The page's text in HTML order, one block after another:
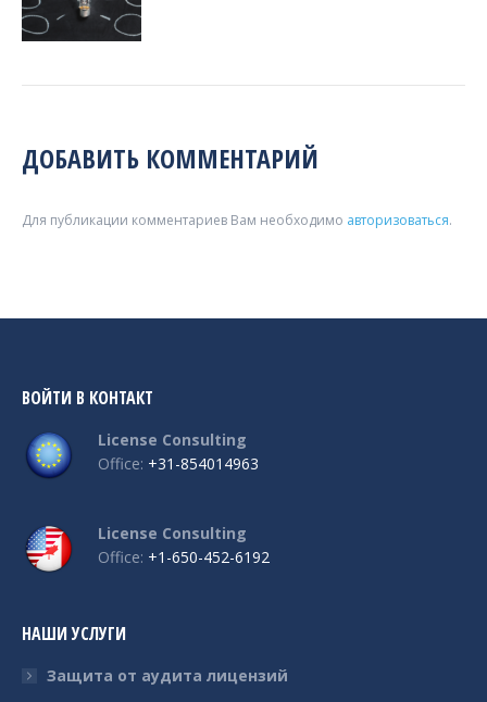
ДОБАВИТЬ КОММЕНТАРИЙ
Для публикации комментариев Вам необходимо авторизоваться.
ВОЙТИ В КОНТАКТ
License Consulting
Office: +31-854014963
License Consulting
Office: +1-650-452-6192
НАШИ УСЛУГИ
Защита от аудита лицензий